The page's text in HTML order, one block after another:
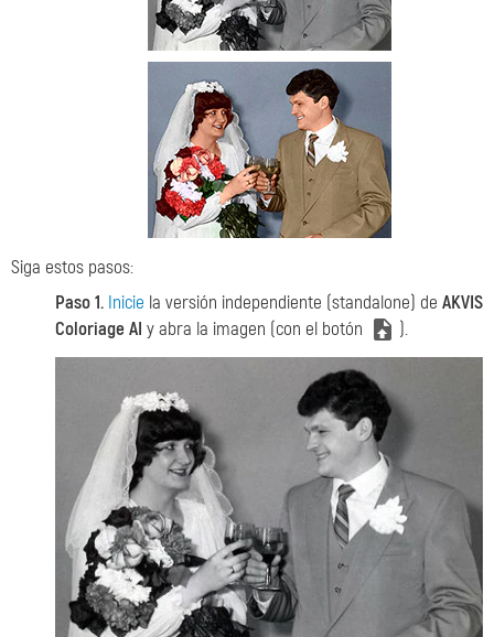
Siga estos pasos:
Paso 1. Inicie la versión independiente (standalone) de AKVIS
Coloriage AI y abra la imagen (con el botón ).